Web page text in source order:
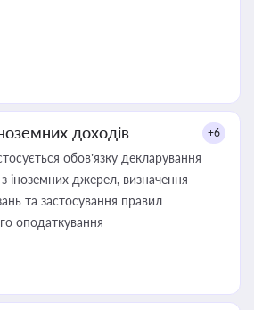
доходів +6
обов’язку декларування
іноземних джерел, визначення
та застосування правил
оподаткування